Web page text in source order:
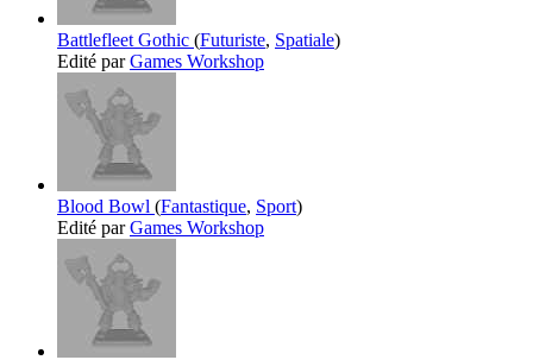
Battlefleet Gothic (Futuriste, Spatiale)
Edité parGames Workshop
Blood Bowl (Fantastique, Sport)
Edité parGames Workshop